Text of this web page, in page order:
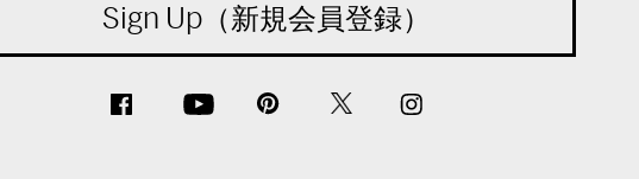
Sign Up（新規会員登録）